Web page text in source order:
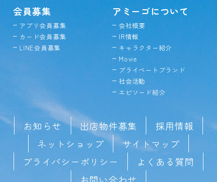
会員募集
アプリ会員募集
カード会員募集
LINE会員募集
アミーゴについて
会社概要
IR情報
キャラクター紹介
Movie
プライベートブランド
社会活動
エピソード紹介
お知らせ 出店物件募集
採用情報
ネットショップ
サイトマップ
プライバシーポリシー
よくある質問
お問い合わせ